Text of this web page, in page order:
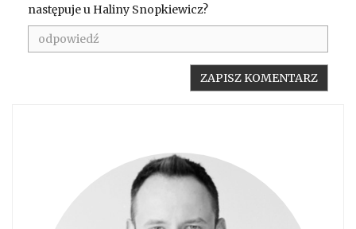
następuje u Haliny Snopkiewicz?